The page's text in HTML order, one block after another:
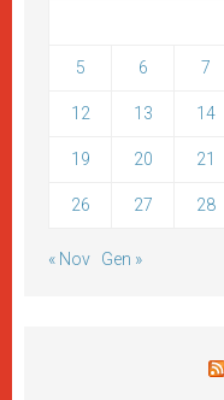
5 6 7
12 13 14
19 20 21
26 27 28
« Nov Gen »